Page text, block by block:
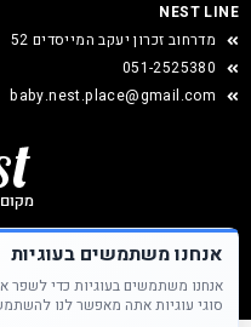
NEST LINE
מדרחוב זכרון יעקב המייסדים 52
051-2525380
baby.nest.place@gmail.com
Nest &copy כל הזכויות שמורות
אנחנו משתמשים בעוגיות
אנחנו משתמשים בעוגיות כדי לשפר
סוגי עוגיות אתה מאפשר לנו